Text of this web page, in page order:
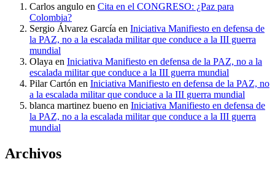
Carlos angulo en Cita en el CONGRESO: ¿Paz para
Colombia?
Sergio Álvarez García en Iniciativa Manifiesto en defensa de
la PAZ, no a la escalada militar que conduce a la III guerra
mundial
Olaya en Iniciativa Manifiesto en defensa de la PAZ, no a la
escalada militar que conduce a la III guerra mundial
Pilar Cartón en Iniciativa Manifiesto en defensa de la PAZ, no
a la escalada militar que conduce a la III guerra mundial
blanca martinez bueno en Iniciativa Manifiesto en defensa de
la PAZ, no a la escalada militar que conduce a la III guerra
mundial
Archivos